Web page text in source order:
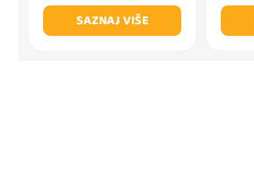
SAZNAJ VIŠE